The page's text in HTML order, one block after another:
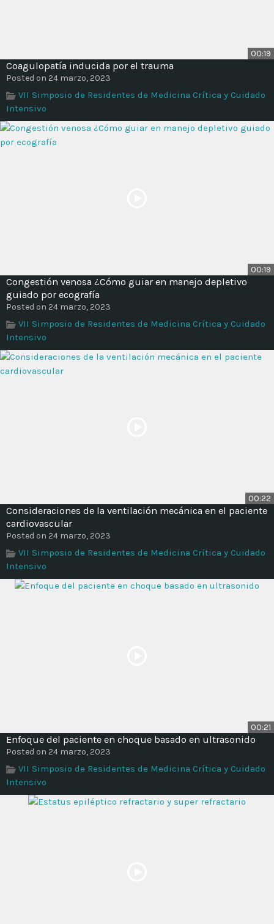
00:19
Coagulopatía inducida por el trauma
Posted on 24 marzo, 2023
VII Simposio de Residentes de Medicina Crítica y Cuidado
Intensivo
00:19
Congestión venosa ¿Cómo guiar en manejo depletivo
guiado por ecografía
Posted on 24 marzo, 2023
VII Simposio de Residentes de Medicina Crítica y Cuidado
Intensivo
00:22
Consideraciones de la ventilación mecánica en el paciente
cardiovascular
Posted on 24 marzo, 2023
VII Simposio de Residentes de Medicina Crítica y Cuidado
Intensivo
00:21
Enfoque del paciente en choque basado en ultrasonido
Posted on 24 marzo, 2023
VII Simposio de Residentes de Medicina Crítica y Cuidado
Intensivo